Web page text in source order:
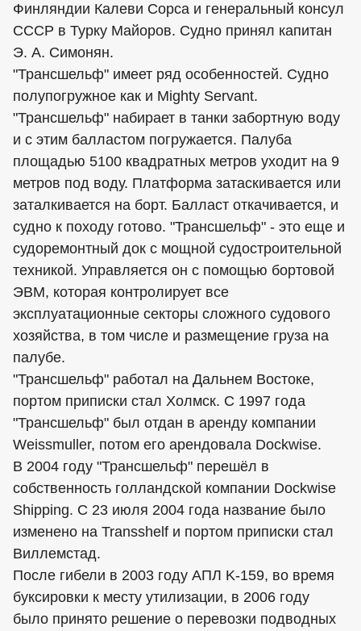
Финляндии Калеви Сорса и генеральный консул
СССР в Турку Майоров. Судно принял капитан
Э. А. Симонян.
"Трансшельф" имеет ряд особенностей. Судно
полупогружное как и Mighty Servant.
"Трансшельф" набирает в танки забортную воду
и с этим балластом погружается. Палуба
площадью 5100 квадратных метров уходит на 9
метров под воду. Платформа затаскивается или
заталкивается на борт. Балласт откачивается, и
судно к походу готово. "Трансшельф" - это еще и
судоремонтный док с мощной судостроительной
техникой. Управляется он с помощью бортовой
ЭВМ, которая контролирует все
эксплуатационные секторы сложного судового
хозяйства, в том числе и размещение груза на
палубе.
"Трансшельф" работал на Дальнем Востоке,
портом приписки стал Холмск. С 1997 года
"Трансшельф" был отдан в аренду компании
Weissmuller, потом его арендовала Dockwise.
В 2004 году "Трансшельф" перешёл в
собственность голландской компании Dockwise
Shipping. С 23 июля 2004 года название было
изменено на Transshelf и портом приписки стал
Виллемстад.
После гибели в 2003 году АПЛ K-159, во время
буксировки к месту утилизации, в 2006 году
было принято решение о перевозки подводных